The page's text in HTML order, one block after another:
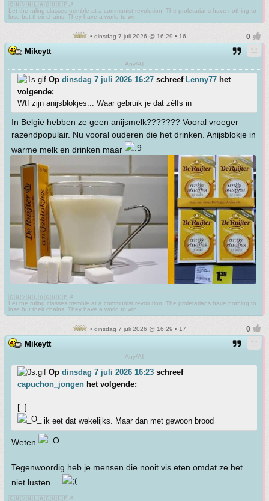
🇨🇳🇻🇳🇱🇦🇨🇺🇰🇵☭
Let the ruling classes tremble at a communist revolution. The proletarians have nothing to
lose but their chains. They have a world to win.
• dinsdag 7 juli 2026 @ 16:29 • 16
Mikeytt
Any/All
Op dinsdag 7 juli 2026 16:27 schreef Lenny77 het
volgende:
Wtf zijn anijsblokjes... Waar gebruik je dat zélfs in
In België hebben ze geen anijsmelk??????? Vooral vroeger
razendpopulair. Nu vooral ouderen die het drinken. Anijsblokje in
warme melk en drinken maar
🇨🇳🇻🇳🇱🇦🇨🇺🇰🇵☭
Let the ruling classes tremble at a communist revolution. The proletarians have nothing to
lose but their chains. They have a world to win.
• dinsdag 7 juli 2026 @ 16:29 • 17
Mikeytt
Any/All
Op dinsdag 7 juli 2026 16:23 schreef
capuchon_jongen het volgende:
[..]
ik eet dat wekelijks. Maar dan met gewoon brood
Weten
Tegenwoordig heb je mensen die nooit vis eten omdat ze het
niet lusten....
🇨🇳🇻🇳🇱🇦🇨🇺🇰🇵☭